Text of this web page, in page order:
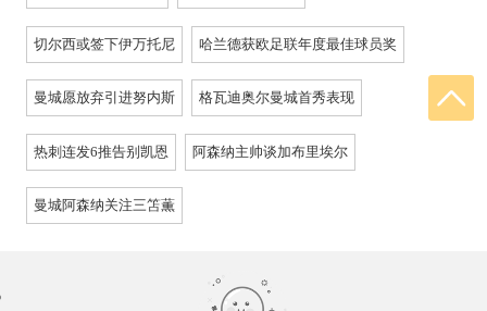
切尔西或签下伊万托尼 哈兰德获欧足联年度最佳球员奖
曼城愿放弃引进努内斯 格瓦迪奥尔曼城首秀表现
热刺连发6推告别凯恩 阿森纳主帅谈加布里埃尔
曼城阿森纳关注三笘薫